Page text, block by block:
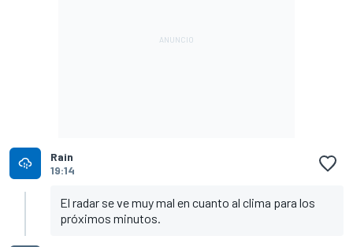
Rain
19:14
El radar se ve muy mal en cuanto al clima para los
próximos minutos.